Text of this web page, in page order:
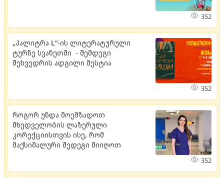
352
„პალიტრა L“-ის ლიტერატურული
ტურნე სვანეთში - შემდეგი
შეხვედრის ადგილი მესტია
352
როგორ უნდა მოემზადოთ
მხედველობის ლაზერული
კორექციისთვის ისე, რომ
მაქსიმალური შედეგი მიიღოთ
352